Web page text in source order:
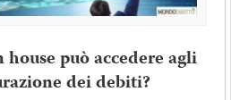
può accedere agli
dei debiti?